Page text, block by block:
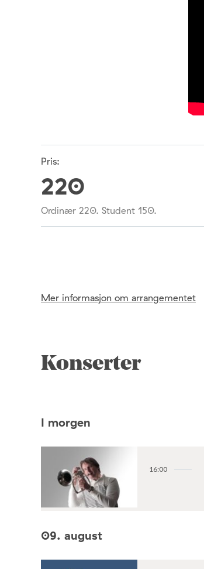
Pris:
220
Ordinær 220. Student 150.
Mer informasjon om arrangementet
Konserter
I morgen
16:00
09. august